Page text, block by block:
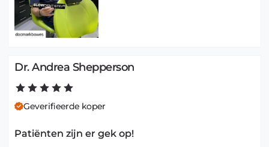
Dr. Andrea Shepperson
Geverifieerde koper
Patiënten zijn er gek op!